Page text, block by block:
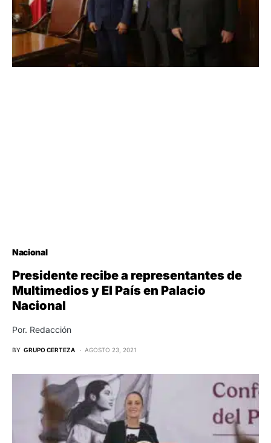
Nacional
Presidente recibe a representantes de
Multimedios y El País en Palacio
Nacional
Por. Redacción
BY GRUPO CERTEZA AGOSTO 23, 2021